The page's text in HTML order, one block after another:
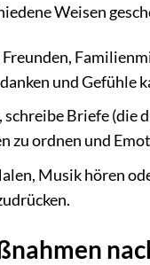
Weisen
Freunden,
und Gefühle
schreibe Briefe (die
zu ordnen und
Musik hören